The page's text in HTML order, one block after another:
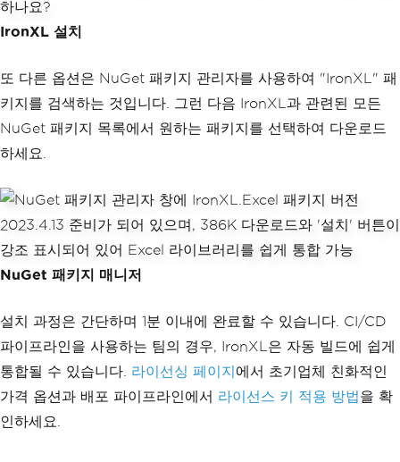
IronXL 설치
또 다른 옵션은 NuGet 패키지 관리자를 사용하여 "IronXL" 패
키지를 검색하는 것입니다. 그런 다음 IronXL과 관련된 모든
NuGet 패키지 목록에서 원하는 패키지를 선택하여 다운로드
하세요.
NuGet 패키지 매니저
설치 과정은 간단하며 1분 이내에 완료할 수 있습니다. CI/CD
파이프라인을 사용하는 팀의 경우, IronXL은 자동 빌드에 쉽게
통합될 수 있습니다. 라이선싱 페이지 에서 초기업체 친화적인
가격 옵션과 배포 파이프라인에서 라이선스 키 적용 방법을 확
인하세요.